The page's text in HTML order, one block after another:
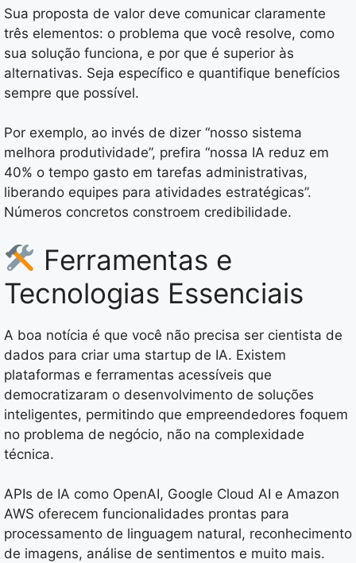
Sua proposta de valor deve comunicar claramente
três elementos: o problema que você resolve, como
sua solução funciona, e por que é superior às
alternativas. Seja específico e quantifique benefícios
sempre que possível.
Por exemplo, ao invés de dizer “nosso sistema
melhora produtividade”, prefira “nossa IA reduz em
40% o tempo gasto em tarefas administrativas,
liberando equipes para atividades estratégicas”.
Números concretos constroem credibilidade.
Ferramentas e
Tecnologias Essenciais
A boa notícia é que você não precisa ser cientista de
dados para criar uma startup de IA. Existem
plataformas e ferramentas acessíveis que
democratizaram o desenvolvimento de soluções
inteligentes, permitindo que empreendedores foquem
no problema de negócio, não na complexidade
técnica.
APIs de IA como OpenAI, Google Cloud AI e Amazon
AWS oferecem funcionalidades prontas para
processamento de linguagem natural, reconhecimento
de imagens, análise de sentimentos e muito mais.